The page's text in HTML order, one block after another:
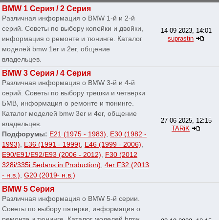
BMW 1 Серия / 2 Серия
Различная информация о BMW 1-й и 2-й
серий. Советы по выбору копейки и двойки,
информация о ремонте и тюнинге. Каталог
моделей bmw 1er и 2er, общение
владельцев.
14 09 2023, 14:01
suprastin
BMW 3 Серия / 4 Серия
Различная информация о BMW 3-й и 4-й
серий. Советы по выбору трешки и четверки
БМВ, информация о ремонте и тюнинге.
Каталог моделей bmw 3er и 4er, общение
владельцев.
Подфорумы: E21 (1975 - 1983), E30 (1982 -
1993), E36 (1991 - 1999), E46 (1999 - 2006),
E90/E91/E92/E93 (2006 - 2012), F30 (2012
328i/335i Sedans in Production), 4er F32 (2013
- н.в.), G20 (2019- н.в.)
27 06 2025, 12:15
TARiK
BMW 5 Серия
Различная информация о BMW 5-й серии.
Советы по выбору пятерки, информация о